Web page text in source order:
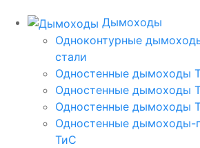
Дымоходы
Одноконтурные
стали
Одностенные дымоходы
Одностенные дымоходы
Одностенные дымоходы
Одностенные дымоходы-
ТиС